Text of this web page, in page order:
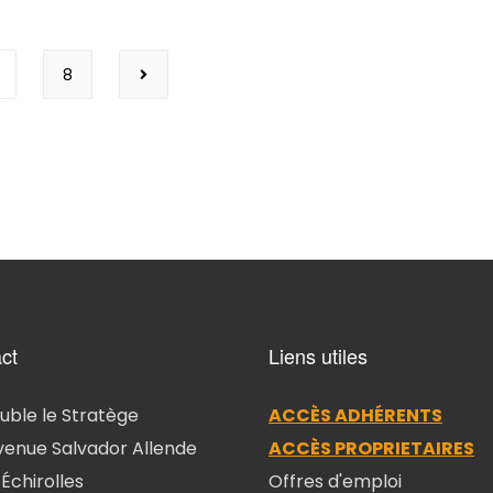
8
le Stratège
Salvador Allende
Liens utiles
ACCÈS ADHÉRENTS
ACCÈS PROPRIETAIRES
Offres d'emploi